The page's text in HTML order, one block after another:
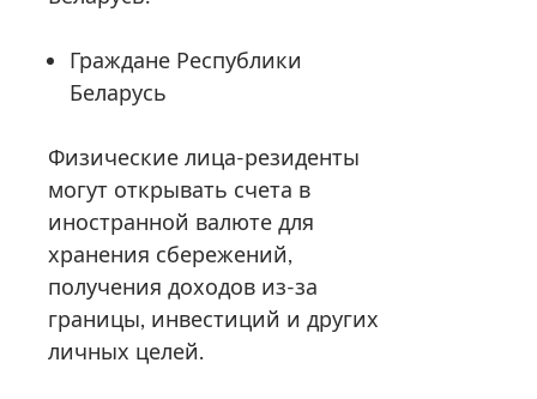
Граждане Республики
Беларусь
Физические лица-резиденты
могут открывать счета в
иностранной валюте для
хранения сбережений,
получения доходов из-за
границы, инвестиций и других
личных целей.